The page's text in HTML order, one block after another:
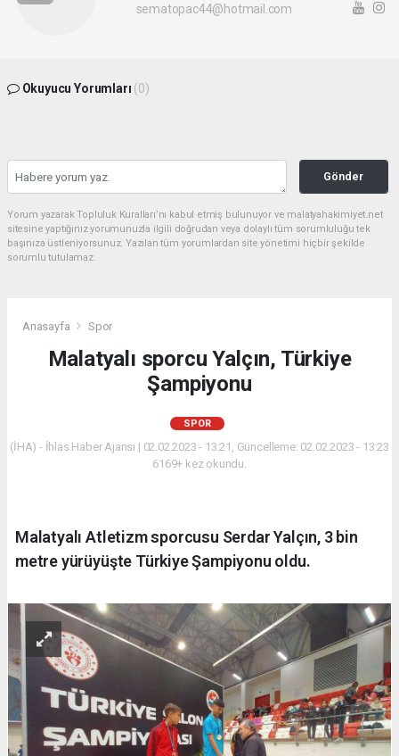
sematopac44@hotmail.com
Okuyucu Yorumları (0)
Gönder
Yorum yazarak Topluluk Kuralları’nı kabul etmiş bulunuyor ve malatyahakimiyet.net
sitesine yaptığınız yorumunuzla ilgili doğrudan veya dolaylı tüm sorumluluğu tek
başınıza üstleniyorsunuz. Yazılan tüm yorumlardan site yönetimi hiçbir şekilde
sorumlu tutulamaz.
Anasayfa Spor
Malatyalı sporcu Yalçın, Türkiye
Şampiyonu
SPOR
(İHA) - İhlas Haber Ajansı | 02.02.2023 - 13:21, Güncelleme: 02.02.2023 - 13:23
6169+ kez okundu.
Malatyalı Atletizm sporcusu Serdar Yalçın, 3 bin
metre yürüyüşte Türkiye Şampiyonu oldu.